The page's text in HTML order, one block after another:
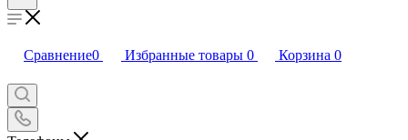
Сравнение0 Избранные товары 0 Корзина 0